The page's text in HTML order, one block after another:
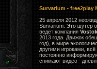
Survarium - free2play
25 апреля 2012
Survarium. Это шутер
ведёт компания
2013 года. Движок
год), в мире
другими игроками,
постоянно
снимают видео -